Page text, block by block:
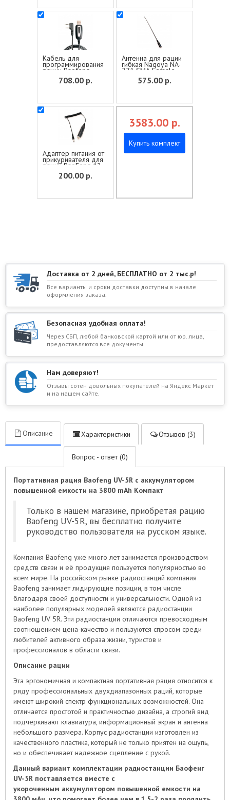
Кабель для
программирования
рации Baofeng
708.00 р.
Антенна для рации
гибкая Nagoya NA-
771 SMA-Female
UHF VHF575.00 р.
Адаптер питания от
прикуривателя для
раций BaoFeng 12-
200.00 р.
3583.00 р.
Купить комплект
Доставка от 2 дней, БЕСПЛАТНО от 2 тыс.р!
Все варианты и сроки доставки доступны в начале
оформления заказа.
Безопасная удобная оплата!
Через СБП, любой банковской картой или от юр. лица,
предоставляются все документы.
Нам доверяют!
Отзывы сотен довольных покупателей на Яндекс Маркет
и на нашем сайте.
Описание Характеристики Отзывов (3)
Вопрос - ответ (0)
Портативная рация Baofeng UV-5R с аккумулятором
повышенной емкости на 3800 mAh Компакт
Только в нашем магазине, приобретая рацию
Baofeng UV-5R, вы бесплатно получите
руководство пользователя на русском языке.
Компания Baofeng уже много лет занимается производством
средств связи и её продукция пользуется популярностью во
всем мире. На российском рынке радиостанций компания
Baofeng занимает лидирующие позиции, в том числе
благодаря своей доступности и универсальности. Одной из
наиболее популярных моделей являются радиостанции
Baofeng UV 5R. Эти радиостанции отличаются превосходным
соотношением цена-качество и пользуются спросом среди
любителей активного образа жизни, туристов и
профессионалов в области связи.
Описание рации
Эта эргономичная и компактная портативная рация относится к
ряду профессиональных двухдиапазонных раций, которые
имеют широкий спектр функциональных возможностей. Она
отличается простотой и практичностью дизайна, а строгий вид
подчеркивают клавиатура, информационный экран и антенна
небольшого размера. Корпус радиостанции изготовлен из
качественного пластика, который не только приятен на ощупь,
но и обеспечивает надежное сцепление с рукой.
Данный вариант комплектации радиостанции Баофенг
UV-5R поставляется вместе с
укороченным аккумулятором повышенной емкости на